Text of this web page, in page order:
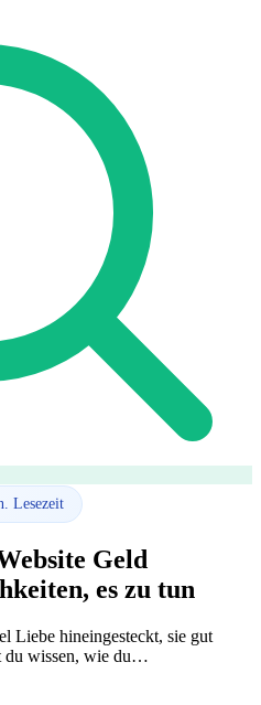
Linkaufbau
🇮🇹 IT
Lesezeit
Geld
es zu tun
Liebe hineingesteckt, sie gut
du wissen, wie du…